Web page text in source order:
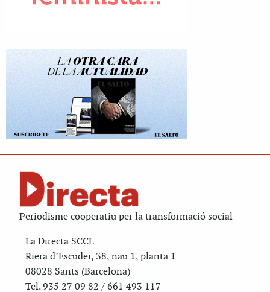
Periodisme cooperatiu per la transformació social
La Directa SCCL
Riera d’Escuder, 38, nau 1, planta 1
08028 Sants (Barcelona)
Tel. 935 27 09 82 / 661 493 117